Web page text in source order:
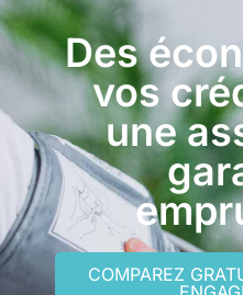
Des
vos
une
COMPAREZ